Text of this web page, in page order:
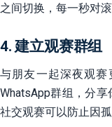
之间切换，每一秒对
4. 建立观赛群组
与朋友一起深夜观
WhatsApp群组，分享
社交观赛可以防止因